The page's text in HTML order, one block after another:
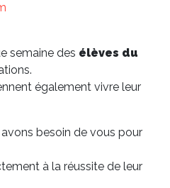
semaine des élèves du
également vivre leur
besoin de vous pour
à la réussite de leur